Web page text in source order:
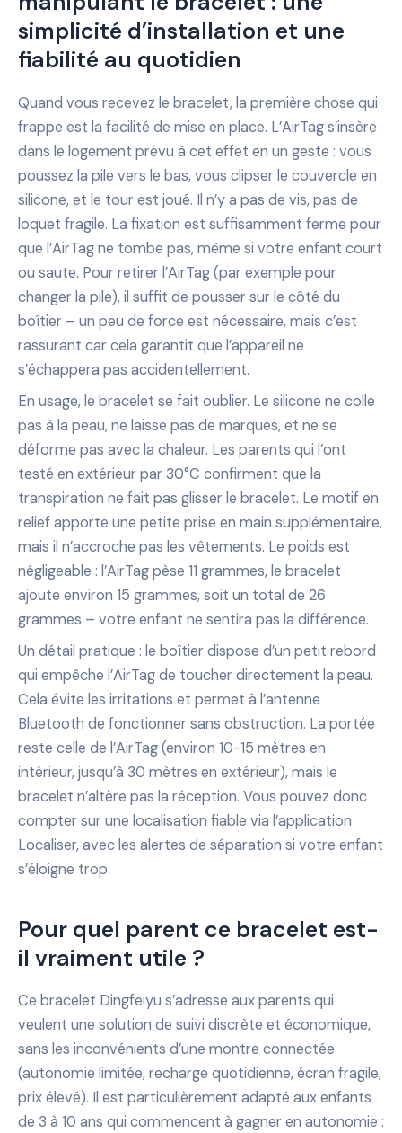
simplicité d’installation et une
fiabilité au quotidien
Quand vous recevez le bracelet, la première chose qui
frappe est la facilité de mise en place. L’AirTag s’insère
dans le logement prévu à cet effet en un geste : vous
poussez la pile vers le bas, vous clipser le couvercle en
silicone, et le tour est joué. Il n’y a pas de vis, pas de
loquet fragile. La fixation est suffisamment ferme pour
que l’AirTag ne tombe pas, même si votre enfant court
ou saute. Pour retirer l’AirTag (par exemple pour
changer la pile), il suffit de pousser sur le côté du
boîtier – un peu de force est nécessaire, mais c’est
rassurant car cela garantit que l’appareil ne
s’échappera pas accidentellement.
En usage, le bracelet se fait oublier. Le silicone ne colle
pas à la peau, ne laisse pas de marques, et ne se
déforme pas avec la chaleur. Les parents qui l’ont
testé en extérieur par 30°C confirment que la
transpiration ne fait pas glisser le bracelet. Le motif en
relief apporte une petite prise en main supplémentaire,
mais il n’accroche pas les vêtements. Le poids est
négligeable : l’AirTag pèse 11 grammes, le bracelet
ajoute environ 15 grammes, soit un total de 26
grammes – votre enfant ne sentira pas la différence.
Un détail pratique : le boîtier dispose d’un petit rebord
qui empêche l’AirTag de toucher directement la peau.
Cela évite les irritations et permet à l’antenne
Bluetooth de fonctionner sans obstruction. La portée
reste celle de l’AirTag (environ 10-15 mètres en
intérieur, jusqu’à 30 mètres en extérieur), mais le
bracelet n’altère pas la réception. Vous pouvez donc
compter sur une localisation fiable via l’application
Localiser, avec les alertes de séparation si votre enfant
s’éloigne trop.
Pour quel parent ce bracelet est-
il vraiment utile ?
Ce bracelet Dingfeiyu s’adresse aux parents qui
veulent une solution de suivi discrète et économique,
sans les inconvénients d’une montre connectée
(autonomie limitée, recharge quotidienne, écran fragile,
prix élevé). Il est particulièrement adapté aux enfants
de 3 à 10 ans qui commencent à gagner en autonomie :